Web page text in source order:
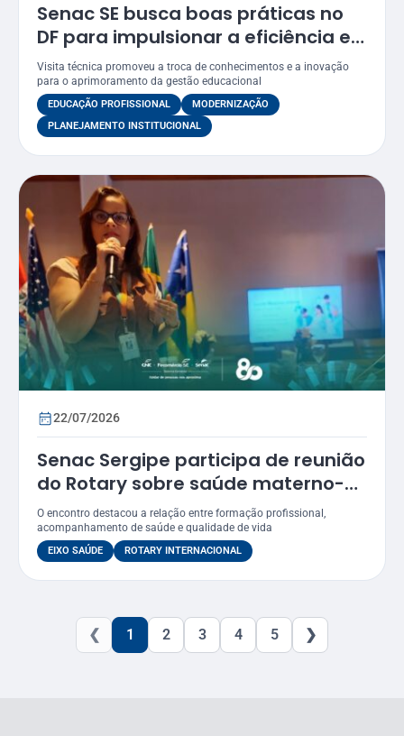
Senac SE busca boas práticas no
DF para impulsionar a eficiência e
a modernização dos seus
processos
Visita técnica promoveu a troca de conhecimentos e a inovação
para o aprimoramento da gestão educacional
EDUCAÇÃO PROFISSIONAL
MODERNIZAÇÃO
PLANEJAMENTO INSTITUCIONAL
22/07/2026
Senac Sergipe participa de reunião
do Rotary sobre saúde materno-
infantil
O encontro destacou a relação entre formação profissional,
acompanhamento de saúde e qualidade de vida
EIXO SAÚDE ROTARY INTERNACIONAL
❮ 1 2 3 4 5 ❯